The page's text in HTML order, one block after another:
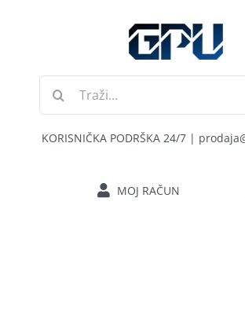
Traži...
KORISNIČKA PODRŠKA 24/7 |
MOJ RAČUN